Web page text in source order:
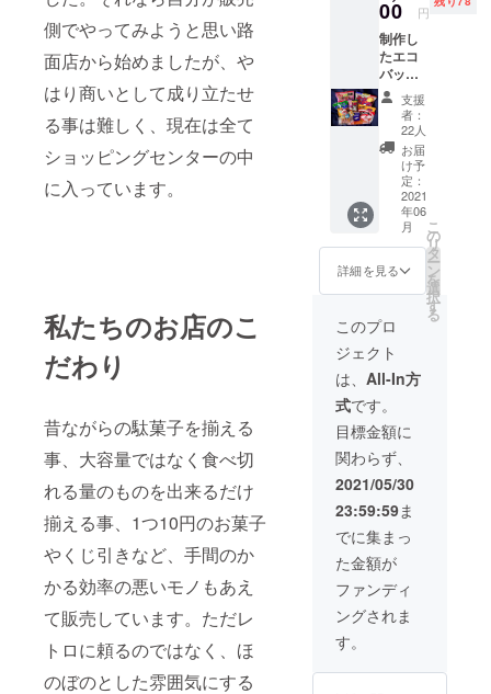
側でやってみようと思い路
面店から始めましたが、や
はり商いとして成り立たせ
る事は難しく、現在は全て
ショッピングセンターの中
に入っています。
私たちのお店のこ
だわり
昔ながらの駄菓子を揃える
事、大容量ではなく食べ切
れる量のものを出来るだけ
揃える事、1つ10円のお菓子
やくじ引きなど、手間のか
かる効率の悪いモノもあえ
て販売しています。ただレ
トロに頼るのではなく、ほ
のぼのとした雰囲気にする
00 円
制作し
たエコ
バッグ
をお送
りいた
しま
す。
バッグ
発送予
定6月末
です。7
月8月
2ヶ月間
限定で
すが
15%OF
Fでお買
い物が
出来ま
す。 静
屋全店
舗全商
品が対
象で
す。お
子様に
限らず
もちろ
ん大人
の方も
対象で
す。 割
引有効
期限：
から
支援
者：
22人
お届
け予
定：
2021
年06
月
詳細を見る
こ
の
リ
タ
ー
ン
を
選
択
す
る
このプロ
ジェクト
は、 All-In方
式です。
目標金額に
関わらず、
2021/05/30
23:59:59ま
でに集まっ
た金額が
ファンディ
ングされま
す。